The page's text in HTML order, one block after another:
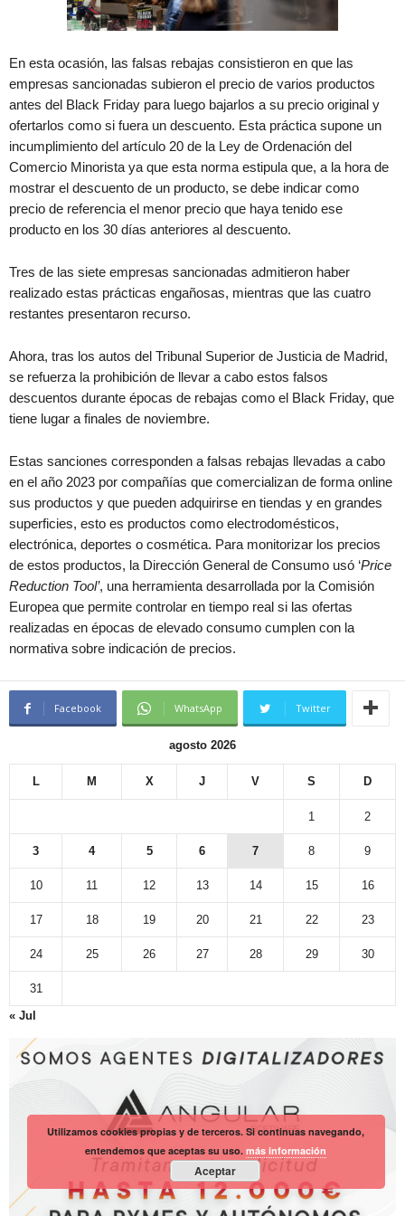
En esta ocasión, las falsas rebajas consistieron en que las
empresas sancionadas subieron el precio de varios productos
antes del Black Friday para luego bajarlos a su precio original y
ofertarlos como si fuera un descuento. Esta práctica supone un
incumplimiento del artículo 20 de la Ley de Ordenación del
Comercio Minorista ya que esta norma estipula que, a la hora de
mostrar el descuento de un producto, se debe indicar como
precio de referencia el menor precio que haya tenido ese
producto en los 30 días anteriores al descuento.
Tres de las siete empresas sancionadas admitieron haber
realizado estas prácticas engañosas, mientras que las cuatro
restantes presentaron recurso.
Ahora, tras los autos del Tribunal Superior de Justicia de Madrid,
se refuerza la prohibición de llevar a cabo estos falsos
descuentos durante épocas de rebajas como el Black Friday, que
tiene lugar a finales de noviembre.
Estas sanciones corresponden a falsas rebajas llevadas a cabo
en el año 2023 por compañías que comercializan de forma online
sus productos y que pueden adquirirse en tiendas y en grandes
superficies, esto es productos como electrodomésticos,
electrónica, deportes o cosmética. Para monitorizar los precios
de estos productos, la Dirección General de Consumo usó ‘Price
Reduction Tool’, una herramienta desarrollada por la Comisión
Europea que permite controlar en tiempo real si las ofertas
realizadas en épocas de elevado consumo cumplen con la
normativa sobre indicación de precios.
Facebook WhatsApp Twitter
agosto 2026
L M X J V S D
1 2
3 4 5 6 7 8 9
10 11 12 13 14 15 16
17 18 19 20 21 22 23
24 25 26 27 28 29 30
31
« Jul
Utilizamos cookies propias y de terceros. Si continuas navegando,
entendemos que aceptas su uso.más información
Aceptar